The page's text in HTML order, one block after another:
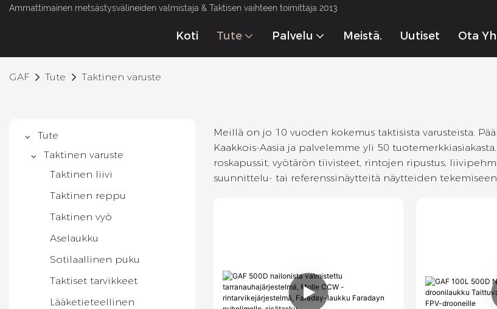
Ammattimainen metsästysvälineiden valmistaja & Taktisen vaihteen toimittaja 2013
Koti Tute Palvelu Meistä. Uutiset Ota
GAF Tute Taktinen varuste
Tute
Taktinen varuste
Taktinen liivi
Taktinen reppu
Taktinen vyö
Aselaukku
Sotilaallinen puku
Taktiset tarvikkeet
Lääketieteellinen
Meillä on jo 10 vuoden kokemus taktisista varusteista.
Kaakkois-Aasia ja palvelemme yli 50
roskapussit, vyötärön tiivisteet, rintojen ripustus,
suunnittelu- tai referenssinäytteitä näytteiden